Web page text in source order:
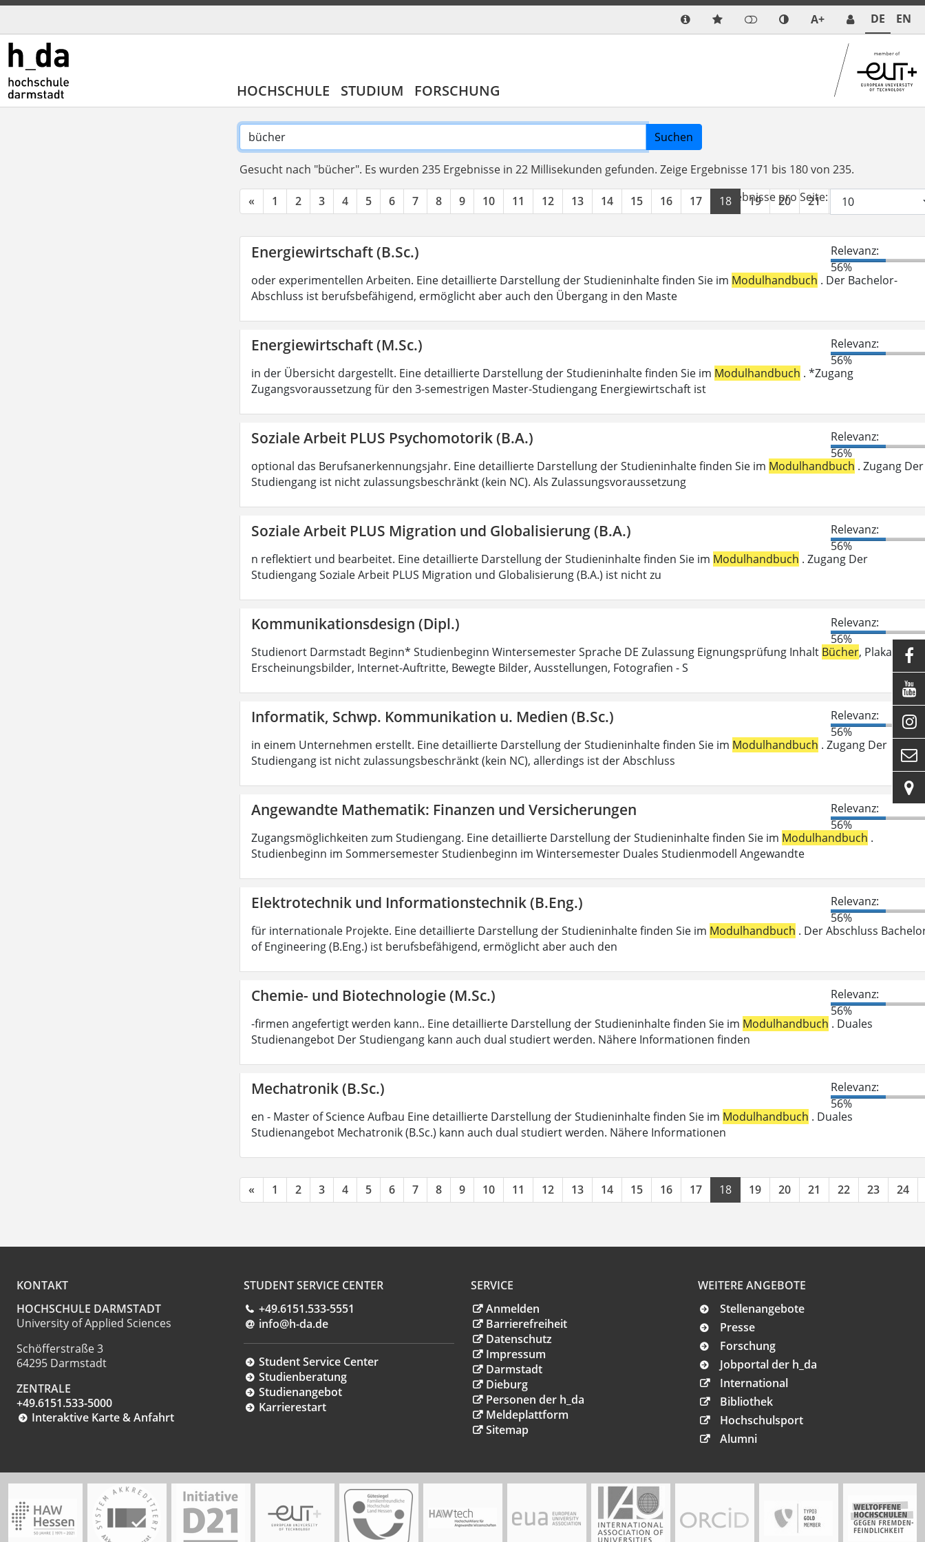
A+ DE EN
HOCHSCHULE STUDIUM FORSCHUNG
Suchen
Gesucht nach "bücher". Es wurden 235 Ergebnisse in 22 Millisekunden gefunden. Zeige Ergebnisse 171 bis 180 von 235.
« 1 2 3 4 5 6 7 8 9 10 11 12 13 14 15 16 17 18 19 20 21 22
Ergebnisse pro Seite:
Energiewirtschaft (B.Sc.)
Relevanz:
56%
oder experimentellen Arbeiten. Eine detaillierte Darstellung der Studieninhalte finden Sie im Modulhandbuch . Der Bachelor-
Abschluss ist berufsbefähigend, ermöglicht aber auch den Übergang in den Maste
Energiewirtschaft (M.Sc.)
Relevanz:
56%
in der Übersicht dargestellt. Eine detaillierte Darstellung der Studieninhalte finden Sie im Modulhandbuch . *Zugang
Zugangsvoraussetzung für den 3-semestrigen Master-Studiengang Energiewirtschaft ist
Soziale Arbeit PLUS Psychomotorik (B.A.)
Relevanz:
56%
optional das Berufsanerkennungsjahr. Eine detaillierte Darstellung der Studieninhalte finden Sie im Modulhandbuch . Zugang Der
Studiengang ist nicht zulassungsbeschränkt (kein NC). Als Zulassungsvoraussetzung
Soziale Arbeit PLUS Migration und Globalisierung (B.A.)
Relevanz:
56%
n reflektiert und bearbeitet. Eine detaillierte Darstellung der Studieninhalte finden Sie im Modulhandbuch . Zugang Der
Studiengang Soziale Arbeit PLUS Migration und Globalisierung (B.A.) ist nicht zu
Kommunikationsdesign (Dipl.)
Relevanz:
56%
Studienort Darmstadt Beginn* Studienbeginn Wintersemester Sprache DE Zulassung Eignungsprüfung Inhalt Bücher, Plakate,
Erscheinungsbilder, Internet-Auftritte, Bewegte Bilder, Ausstellungen, Fotografien - S
Informatik, Schwp. Kommunikation u. Medien (B.Sc.)
Relevanz:
56%
in einem Unternehmen erstellt. Eine detaillierte Darstellung der Studieninhalte finden Sie im Modulhandbuch . Zugang Der
Studiengang ist nicht zulassungsbeschränkt (kein NC), allerdings ist der Abschluss
Angewandte Mathematik: Finanzen und Versicherungen
Relevanz:
56%
Zugangsmöglichkeiten zum Studiengang. Eine detaillierte Darstellung der Studieninhalte finden Sie im Modulhandbuch .
Studienbeginn im Sommersemester Studienbeginn im Wintersemester Duales Studienmodell Angewandte
Elektrotechnik und Informationstechnik (B.Eng.)
Relevanz:
56%
für internationale Projekte. Eine detaillierte Darstellung der Studieninhalte finden Sie im Modulhandbuch . Der Abschluss
of Engineering (B.Eng.) ist berufsbefähigend, ermöglicht aber auch den
Chemie- und Biotechnologie (M.Sc.)
Relevanz:
56%
-firmen angefertigt werden kann.. Eine detaillierte Darstellung der Studieninhalte finden Sie im Modulhandbuch . Duales
Studienangebot Der Studiengang kann auch dual studiert werden. Nähere Informationen finden
Mechatronik (B.Sc.)
Relevanz:
56%
en - Master of Science Aufbau Eine detaillierte Darstellung der Studieninhalte finden Sie im Modulhandbuch . Duales
Studienangebot Mechatronik (B.Sc.) kann auch dual studiert werden. Nähere Informationen
« 1 2 3 4 5 6 7 8 9 10 11 12 13 14 15 16 17 18 19 20 21 22 23 24
KONTAKT
HOCHSCHULE DARMSTADT
University of Applied Sciences
Schöfferstraße 3
64295 Darmstadt
ZENTRALE
+49.6151.533-5000
Interaktive Karte & Anfahrt
STUDENT SERVICE CENTER
+49.6151.533-5551
info@h-da.de
Student Service Center
Studienberatung
Studienangebot
Karrierestart
SERVICE
Anmelden
Barrierefreiheit
Datenschutz
Impressum
Darmstadt
Dieburg
Personen der h_da
Meldeplattform
Sitemap
WEITERE ANGEBOTE
Stellenangebote
Presse
Forschung
Jobportal der h_da
International
Bibliothek
Hochschulsport
Alumni




